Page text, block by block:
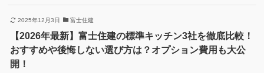
2025年12月3日 富士住建
【2026年最新】富士住建の標準キッチン3社を徹底比較！
おすすめや後悔しない選び方は？オプション費用も大公
開！